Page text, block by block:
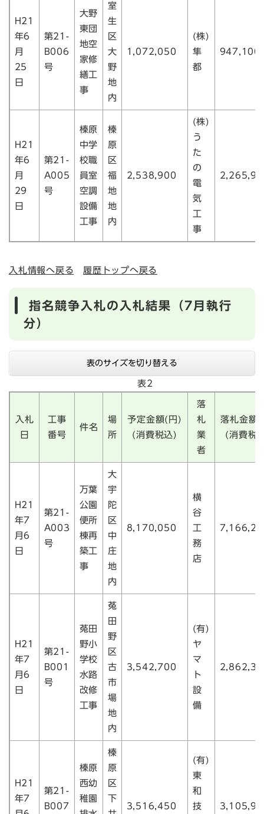
H21
年6
月
25
日
第21-
B006
号
大野
東団
地空
家修
繕工
事
室
生
区
大
野
地
内
1,072,050
(株)
隼
都
947,100
H21
年6
月
29
日
第21-
A005
号
榛原
中学
校職
員室
空調
設備
工事
榛
原
区
福
地
地
内
2,538,900
(株)
う
た
の
電
気
工
事
入札情報へ戻る 履歴トップへ戻る
指名競争入札の入札結果（7月執行
分）
表のサイズを切り替える
表2
入札
日
工事
番号
件名
場
所
予定金額(円)
(消費税込)
落
札
業
者
落札金額(
(消費税
H21
年7
月6
日
第21-
A003
号
万葉
公園
便所
棟再
築工
事
大
宇
陀
区
中
庄
地
内
8,170,050
横
谷
工
務
店
H21
年7
月6
日
第21-
B001
号
菟田
野小
学校
水路
改修
工事
菟
田
野
区
古
市
場
地
内
3,542,700
(有)
ヤ
マ
ト
設
備
H21
年7
第21-
B007
榛原
西幼
稚園
榛
原
区
下
3,516,450
(有)
東
和
技